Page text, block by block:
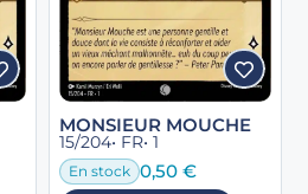
MONSIEUR MOUCHE
15/204• FR• 1
En stock 0,50 €